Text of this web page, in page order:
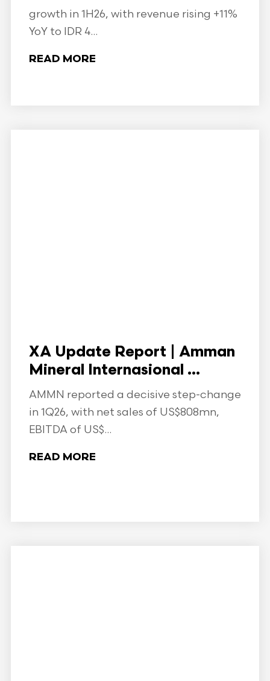
growth in 1H26, with revenue rising +11%
YoY to IDR 4...
READ MORE
XA Update Report | Amman
Mineral Internasional ...
AMMN reported a decisive step-change
in 1Q26, with net sales of US$808mn,
EBITDA of US$...
READ MORE